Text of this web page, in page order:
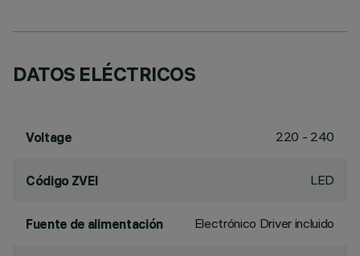
DATOS ELÉCTRICOS
Voltage 220 - 240
Código ZVEI LED
Fuente de alimentación Electrónico Driver incluido